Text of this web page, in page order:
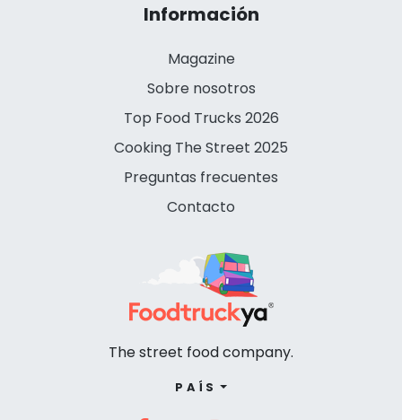
Información
Magazine
Sobre nosotros
Top Food Trucks 2026
Cooking The Street 2025
Preguntas frecuentes
Contacto
The street food company.
PAÍS